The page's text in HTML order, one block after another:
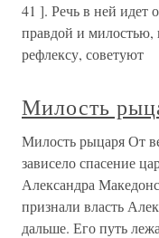
41 ]. Речь в ней идет
правдой и
рефлексу, советуют
Милость
Милость рыцаря От
зависело спасение
Александра
признали власть
дальше. Его путь